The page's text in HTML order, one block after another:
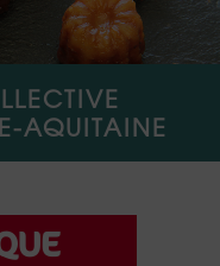
AQUITAINE